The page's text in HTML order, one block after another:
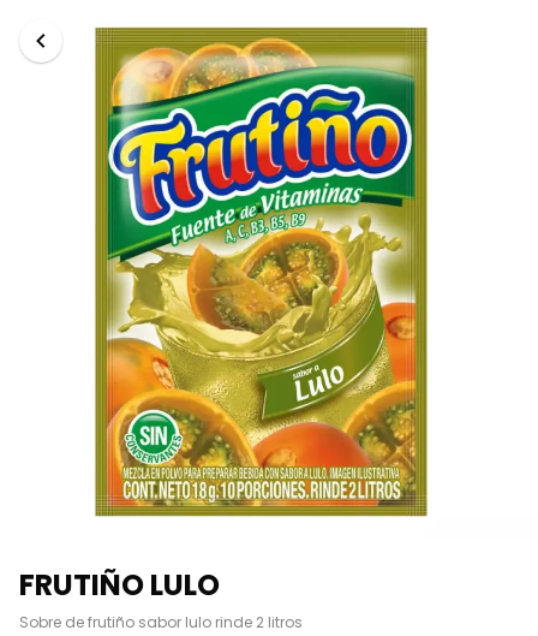
FRUTIÑO LULO
Sobre de frutiño sabor lulo rinde 2 litros